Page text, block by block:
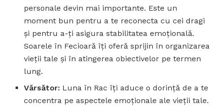
personale devin mai importante. Este un
moment bun pentru a te reconecta cu cei dragi
și pentru a-ți asigura stabilitatea emoțională.
Soarele în Fecioară îți oferă sprijin în organizarea
vieții tale și în atingerea obiectivelor pe termen
lung.
Vărsător: Luna în Rac îți aduce o dorință de a te
concentra pe aspectele emoționale ale vieții tale.